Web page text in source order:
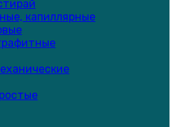
капиллярные